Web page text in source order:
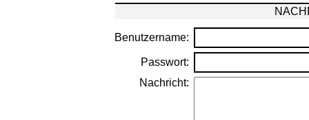
Benutzername:
Passwort:
Nachricht: